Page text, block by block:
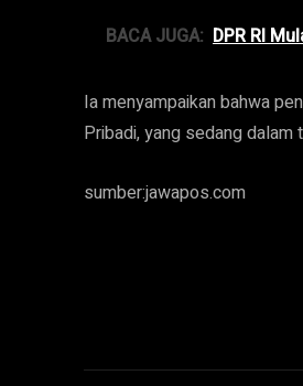
BACA JUGA: DPR RI
Ia menyampaikan bahwa
Pribadi, yang sedang
sumber:jawapos.com